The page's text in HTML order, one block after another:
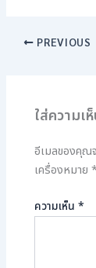
PREVIOUS
ใส่ความเ
อีเมลของคุณ
เครื่องหมาย
ความเห็น*